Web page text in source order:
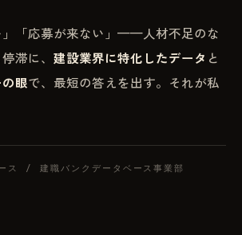
」「応募が来ない」——人材不足のな
滞に、 建設業界に特化したデータ と
眼で、最短の答えを出す。それが私
ス / 建職バンクデータベース事業部